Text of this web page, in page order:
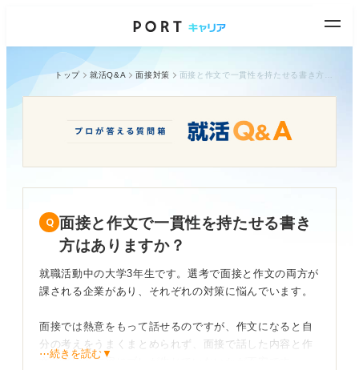
トップ 就活Q&A 面接対策
面接と作文で一貫性を持たせる書き
方はありますか？
就職活動中の大学3年生です。選考で面接と作文の両方が
課される企業があり、それぞれの対策に悩んでいます。
面接では熱意をもって話せるのですが、作文になると自
分の考えをうまくまとめられず、面接で話した内容と作
文で書いた内容にブレが生じていないかが不安です。
⋯続きを読む▼